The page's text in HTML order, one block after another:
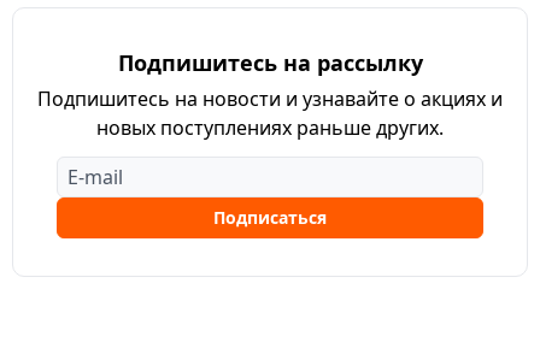
Подпишитесь на рассылку
Подпишитесь на новости и узнавайте о акциях и
новых поступлениях раньше других.
Подписаться